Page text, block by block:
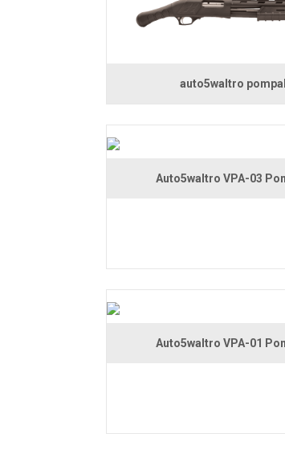
auto5waltro
Auto5waltro VPA-03
Auto5waltro VPA-01